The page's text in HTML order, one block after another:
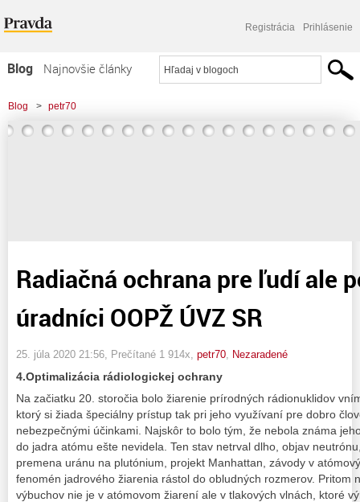
Registrácia Prihlásenie
Blog
Najnovšie články
Najčítanejšie články
Najkomentovanejšie články
Blog > petr70
> Radiačná ochrana pre ľudí ale poučiť sa môžu i úradníci OOPŽ ÚVZ SR
Radiačná ochrana pre ľudí ale
úradníci OOPŽ ÚVZ SR
25. júla 2020 21:56 , Prečítané 1 914x, petr70 Nezaradené
4.Optimalizácia rádiologickej ochrany
Na začiatku 20. storočia bolo žiarenie prírodných rádionuklidov
ktorý si žiada špeciálny prístup tak pri jeho využívaní pre dobro
nebezpečnými účinkami. Najskôr to bolo tým, že nebola známa
do jadra atómu ešte nevidela. Ten stav netrval dlho, objav
premena uránu na plutónium, projekt Manhattan, závody v
fenomén jadrového žiarenia rástol do obludných rozmerov. Pritom
výbuchov nie je v atómovom žiarení ale v tlakových vlnách, ktoré